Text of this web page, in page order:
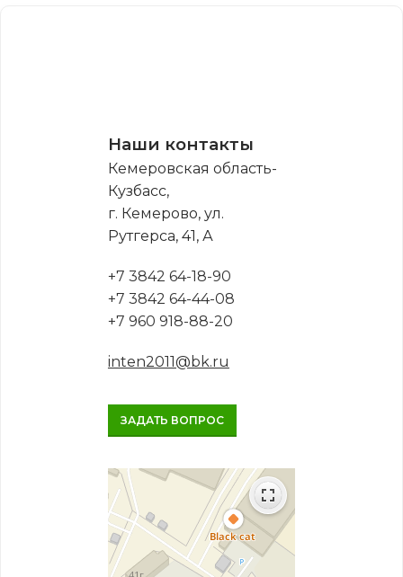
Наши контакты
Кемеровская область-
Кузбасс,
г. Кемерово, ул.
Рутгерса, 41, А
+7 3842 64-18-90
+7 3842 64-44-08
+7 960 918-88-20
inten2011@bk.ru
ЗАДАТЬ ВОПРОС